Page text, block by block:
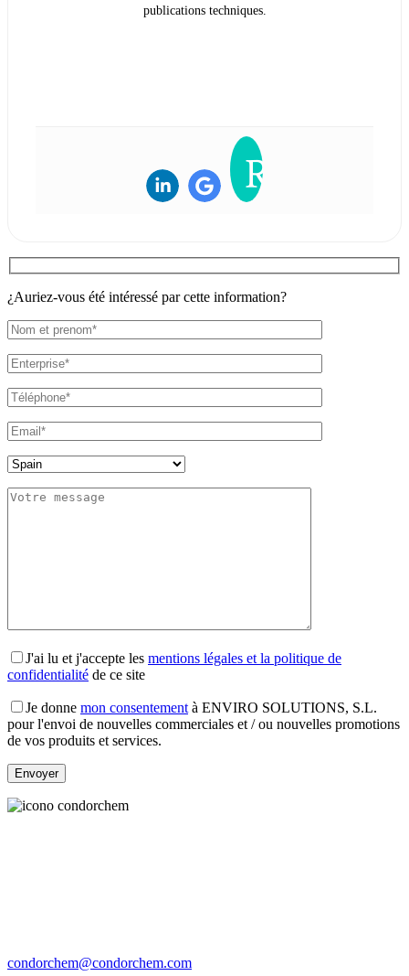
publications techniques.
¿Auriez-vous été intéressé par cette information?
J'ai lu et j'accepte les mentions légales et la politique de
confidentialité de ce site
Je donne mon consentement à ENVIRO SOLUTIONS, S.L.
pour l'envoi de nouvelles commerciales et / ou nouvelles promotions
de vos produits et services.
condorchem@condorchem.com